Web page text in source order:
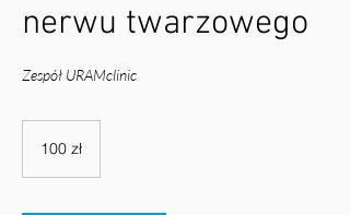
nerwu twarzowego
Zespół URAMclinic
polskich
100 zł